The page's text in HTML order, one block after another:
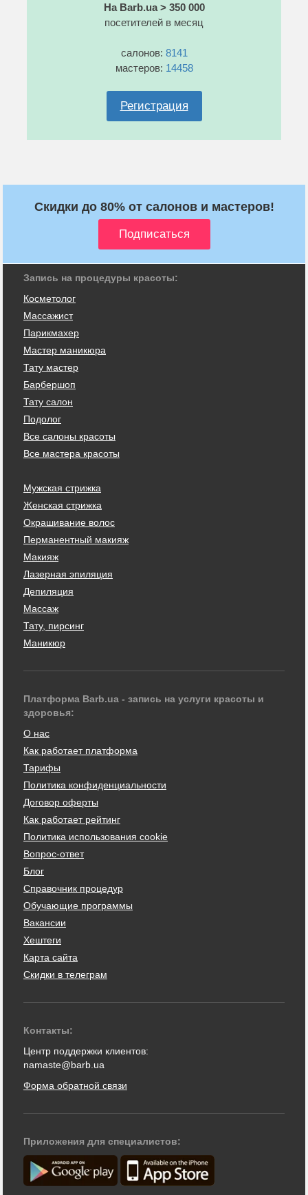
На Barb.ua > 350 000
посетителей в месяц
салонов: 8141
мастеров: 14458
Регистрация
Скидки до 80% от салонов и мастеров!
Запись на процедуры красоты:
Косметолог
Массажист
Парикмахер
Мастер маникюра
Тату мастер
Барбершоп
Тату салон
Подолог
Все салоны красоты
Все мастера красоты
Мужская стрижка
Женская стрижка
Окрашивание волос
Перманентный макияж
Макияж
Лазерная эпиляция
Депиляция
Массаж
Тату, пирсинг
Маникюр
Платформа Barb.ua - запись на услуги красоты и
здоровья:
О нас
Как работает платформа
Тарифы
Политика конфиденциальности
Договор оферты
Как работает рейтинг
Политика использования cookie
Вопрос-ответ
Блог
Справочник процедур
Обучающие программы
Вакансии
Хештеги
Карта сайта
Скидки в телеграм
Контакты:
Центр поддержки клиентов:
namaste@barb.ua
Форма обратной связи
Приложения для специалистов: